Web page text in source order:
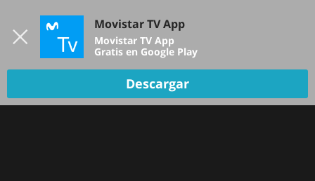
TV EN VIVO
Movistar TV App
Movistar TV App
Gratis en Google Play
Descargar